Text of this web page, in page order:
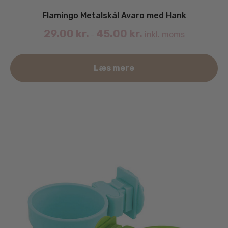
Flamingo Metalskål Avaro med Hank
29.00 kr. – 45.00 kr. inkl. moms
Læs mere